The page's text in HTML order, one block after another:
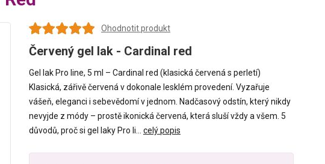
Ohodnotit produkt
Červený gel lak - Cardinal red
Gel lak Pro line, 5 ml – Cardinal red (klasická červená s perletí)
Klasická, zářivě červená v dokonale lesklém provedení. Vyzařuje
vášeň, eleganci i sebevědomí v jednom. Nadčasový odstín, který nikdy
nevyjde z módy – prostě ikonická červená, která sluší vždy a všem. 5
důvodů, proč si gel laky Pro li... celý popis